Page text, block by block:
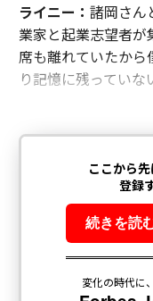
ライニー： 諸岡さん
業家と起業志望者が
席も離れていたから
り記憶に残っていな